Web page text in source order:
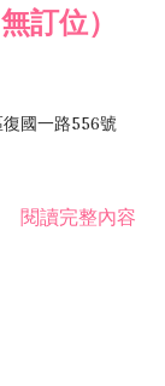
訂位）
國一路556號
閱讀完整內容